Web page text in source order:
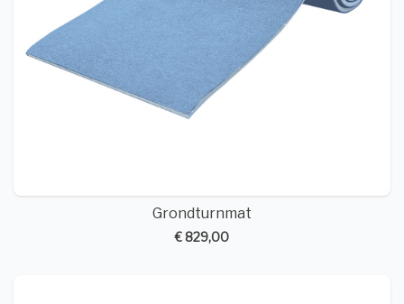
Grondturnmat
€ 829,00